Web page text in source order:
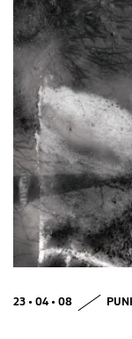
23 • 04 • 08